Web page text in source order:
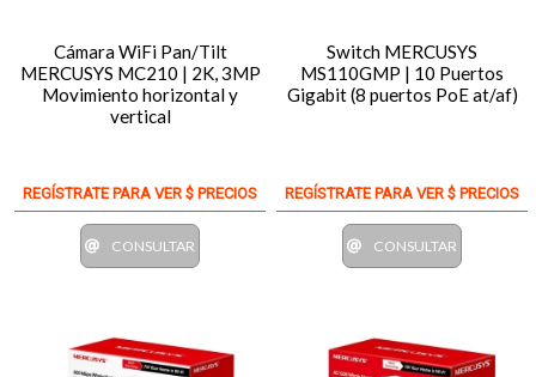
Cámara WiFi Pan/Tilt
MERCUSYS MC210 | 2K, 3MP
Movimiento horizontal y
vertical
REGÍSTRATE PARA VER $ PRECIOS
CONSULTAR
Switch MERCUSYS
MS110GMP | 10 Puertos
Gigabit (8 puertos PoE at/af)
REGÍSTRATE PARA VER $ PRECIOS
CONSULTAR